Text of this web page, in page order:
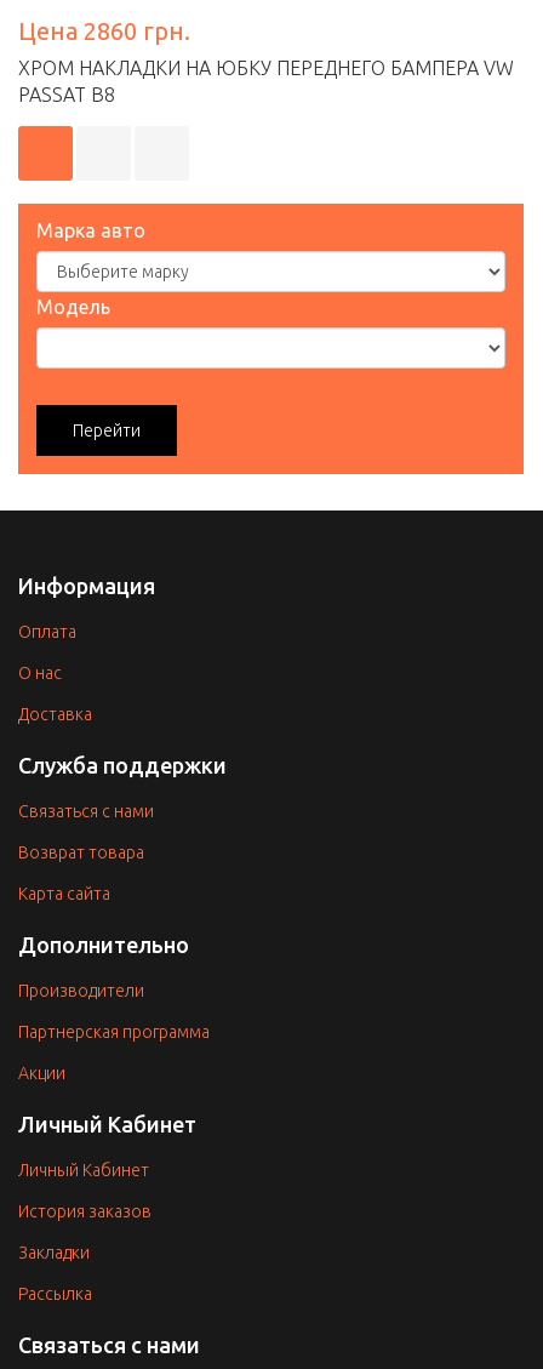
Цена 2860 грн.
ХРОМ НАКЛАДКИ НА ЮБКУ ПЕРЕДНЕГО БАМПЕРА VW
PASSAT B8
Марка авто
Модель
Перейти
Информация
Оплата
O нас
Доставка
Служба поддержки
Связаться с нами
Возврат товара
Карта сайта
Дополнительно
Производители
Партнерская программа
Акции
Личный Кабинет
Личный Кабинет
История заказов
Закладки
Рассылка
Связаться с нами